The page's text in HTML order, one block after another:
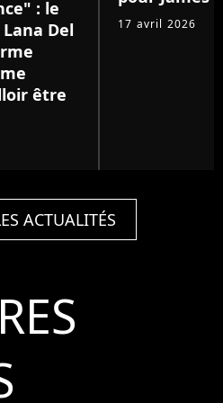
: le
Del
être
17 avril 2026
ACTUALITÉS